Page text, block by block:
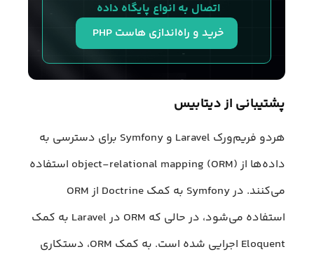
اتصال به انواع پایگاه داده
خرید و راه‌اندازی هاست PHP
پشتیبانی از دیتابیس
هردو فریم‌ورک Laravel و Symfony برای دسترسی به
داده‌ها از object-relational mapping (ORM) استفاده
می‌کنند. در Symfony به کمک Doctrine از ORM
استفاده می‌شود، در حالی که ORM در Laravel به کمک
Eloquent اجرایی شده است. به کمک ORM، دستکاری